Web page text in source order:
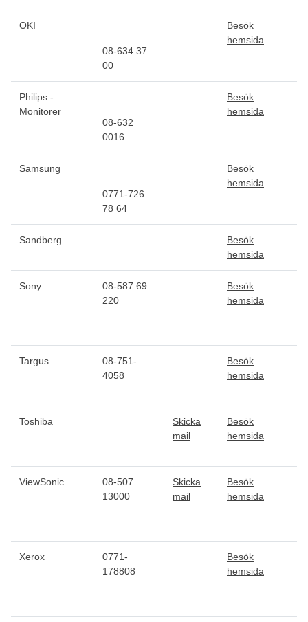
OKI
08-634 37
00
Besök
hemsida
Philips -
Monitorer
08-632
0016
Besök
hemsida
Samsung
0771-726
78 64
Besök
hemsida
Sandberg
Besök
hemsida
Sony
08-587 69
220
Besök
hemsida
Targus
08-751-
4058
Besök
hemsida
Toshiba
Skicka
mail
Besök
hemsida
ViewSonic
08-507
13000
Skicka
mail
Besök
hemsida
Xerox
0771-
178808
Besök
hemsida